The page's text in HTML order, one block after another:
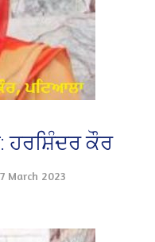
ਹਰਸ਼ਿੰਦਰ ਕੌਰ
7 March 2023